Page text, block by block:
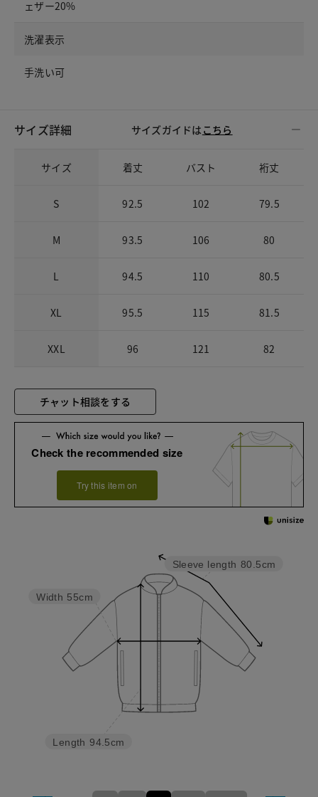
ェザー20%
洗濯表示
手洗い可
サイズ詳細 サイズガイドは こちら
サイズ 着丈 バスト 裄丈
S 92.5 102 79.5
M 93.5 106 80
L 94.5 110 80.5
XL 95.5 115 81.5
XXL 96 121 82
チャット相談をする
Check the recommended size
Try this item on
Sleeve length 80.5cm
Length 94.5cm
Width 55cm